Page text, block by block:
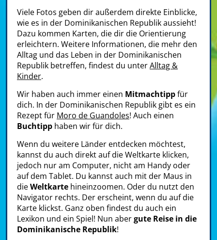
Viele Fotos geben dir außerdem direkte Einblicke,
wie es in der Dominikanischen Republik aussieht!
Dazu kommen Karten, die dir die Orientierung
erleichtern. Weitere Informationen, die mehr den
Alltag und das Leben in der Dominikanischen
Republik betreffen, findest du unterAlltag &
Kinder.
Wir haben auch immer einen Mitmachtippfür
dich. In der Dominikanischen Republik gibt es ein
Rezept für Moro de Guandoles! Auch einen
Buchtipp haben wir für dich.
Wenn du weitere Länder entdecken möchtest,
kannst du auch direkt auf die Weltkarte klicken,
jedoch nur am Computer, nicht am Handy oder
auf dem Tablet. Du kannst auch mit der Maus in
dieWeltkarte hineinzoomen. Oder du nutzt den
Navigator rechts. Der erscheint, wenn du auf die
Karte klickst. Ganz oben findest du auch ein
Lexikon und ein Spiel! Nun abergute Reise in die
Dominikanische Republik!